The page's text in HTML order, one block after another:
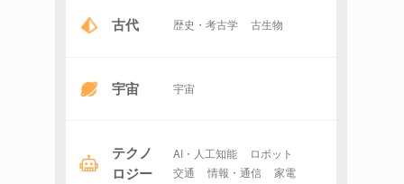
古代 歴史・考古学 古生物
宇宙 宇宙
テクノ
ロジー
AI・人工知能
ロボット
交通
情報・通信 家電